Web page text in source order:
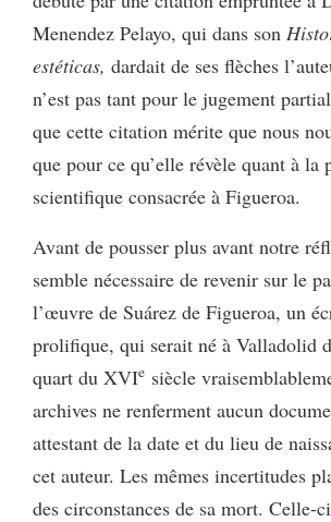
Menendez Pelayo, qui dans son
estéticas, dardait de ses flèches
n’est pas tant pour le jugement
que cette citation mérite que nous
que pour ce qu’elle révèle quant à la
scientifique consacrée à Figueroa.
Avant de pousser plus avant notre
semble nécessaire de revenir sur le
l’œuvre de Suárez de Figueroa, un
prolifique, qui serait né à Valladolid
quart du XVIe siècle
archives ne renferment aucun
attestant de la date et du lieu de
cet auteur. Les mêmes incertitudes
des circonstances de sa mort. Celle-